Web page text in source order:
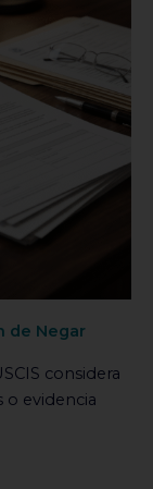
de Negar
considera
o evidencia